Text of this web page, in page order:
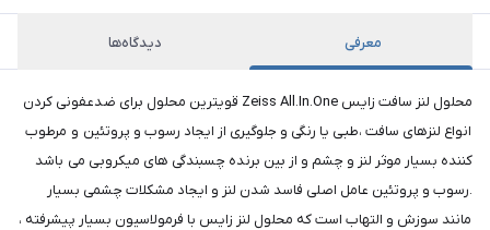
معرفی دیدگاه‌ها
​​​​محلول لنز سافت زایس Zeiss All.In.One قویترین محلول برای ضدعفونی کردن
انواع لنزهای سافت ،طبی یا رنگی و جلوگیری از ایجاد رسوب و پروتئین و مرطوب
کننده بسیار موثر لنز و چشم و از بین برنده چسبندگی های میکروبی می باشد
.رسوب و پروتئین عامل اصلی فاسد شدن لنز و ایجاد مشکلات چشمی بسیار
مانند سوزش و التهاب است که محلول لنز زایس با فرمولاسیون بسیار پیشرفته ،